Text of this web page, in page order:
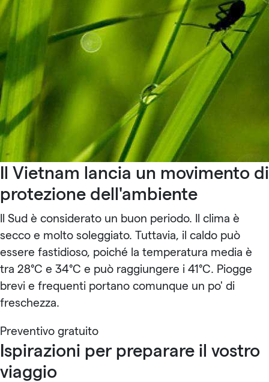
Il Vietnam lancia un movimento di
protezione dell'ambiente
Il Sud è considerato un buon periodo. Il clima è
secco e molto soleggiato. Tuttavia, il caldo può
essere fastidioso, poiché la temperatura media è
tra 28°C e 34°C e può raggiungere i 41°C. Piogge
brevi e frequenti portano comunque un po' di
freschezza.
Preventivo gratuito
Ispirazioni per preparare il vostro
viaggio